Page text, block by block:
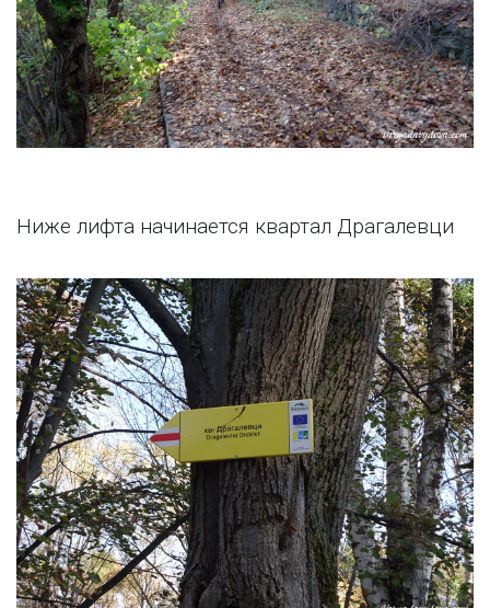
Ниже лифта начинается квартал Драгалевци